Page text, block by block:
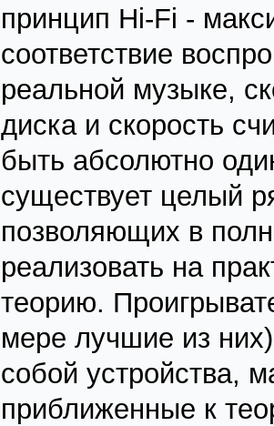
принцип Hi-Fi -
соответствие
реальной музыке,
диска и скорость
быть абсолютно
существует целый
позволяющих в
реализовать на
теорию.
мере лучшие из
собой устройства,
приближенные к